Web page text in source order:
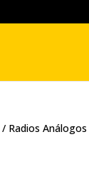
/ Radios Análogos